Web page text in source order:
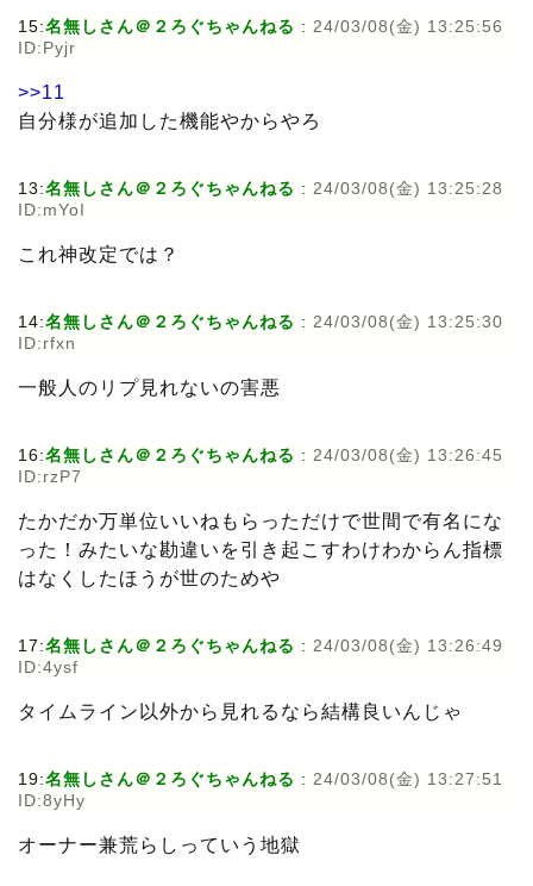
15:名無しさん＠２ろぐちゃんねる : 24/03/08(金) 13:25:56
ID:Pyjr
>>11
自分様が追加した機能やからやろ
13:名無しさん＠２ろぐちゃんねる : 24/03/08(金) 13:25:28
ID:mYoI
これ神改定では？
14:名無しさん＠２ろぐちゃんねる : 24/03/08(金) 13:25:30
ID:rfxn
一般人のリプ見れないの害悪
16:名無しさん＠２ろぐちゃんねる : 24/03/08(金) 13:26:45
ID:rzP7
たかだか万単位いいねもらっただけで世間で有名にな
った！みたいな勘違いを引き起こすわけわからん指標
はなくしたほうが世のためや
17:名無しさん＠２ろぐちゃんねる : 24/03/08(金) 13:26:49
ID:4ysf
タイムライン以外から見れるなら結構良いんじゃ
19:名無しさん＠２ろぐちゃんねる : 24/03/08(金) 13:27:51
ID:8yHy
オーナー兼荒らしっていう地獄